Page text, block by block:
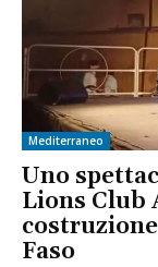
Mediterraneo
Uno
Lions Club
Faso